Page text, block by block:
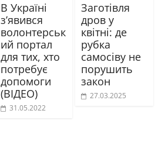
В Україні
з’явився
волонтерськ
ий портал
для тих, хто
потребує
допомоги
(ВІДЕО)
31.05.2022
Заготівля
дров у
квітні: де
рубка
самосіву не
порушить
закон
27.03.2025